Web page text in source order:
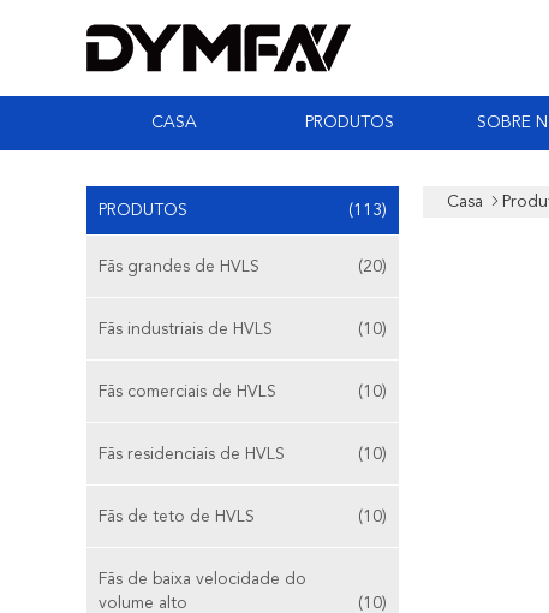
CASA PRODUTOS SOBRE
PRODUTOS (113)
Fãs grandes de HVLS (20)
Fãs industriais de HVLS (10)
Fãs comerciais de HVLS (10)
Fãs residenciais de HVLS (10)
Fãs de teto de HVLS (10)
Fãs de baixa velocidade do
volume alto
(10)
Casa